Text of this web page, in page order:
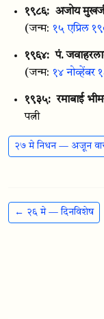
१९८६: अजोय
(जन्म: १५ एप्रिल
१९६४: पं.
(जन्म: १४ नोव्हेंबर
१९३५: रमाबाई
पत्नी
२७ मे निधन — अजून
← २६ मे — दिनविशेष